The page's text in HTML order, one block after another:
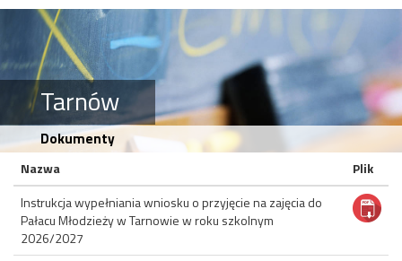
Tarnów
Dokumenty
Nazwa
Plik
Instrukcja wypełniania wniosku o przyjęcie na zajęcia do
Pałacu Młodzieży w Tarnowie w roku szkolnym
2026/2027